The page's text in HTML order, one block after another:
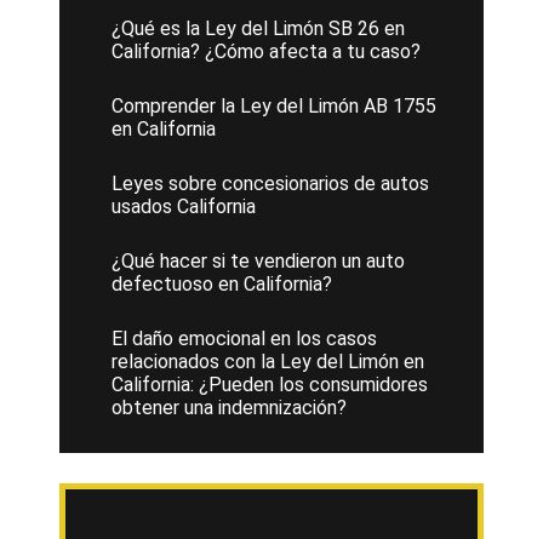
¿Qué es la Ley del Limón SB 26 en
California? ¿Cómo afecta a tu caso?
Comprender la Ley del Limón AB 1755
en California
Leyes sobre concesionarios de autos
usados California
¿Qué hacer si te vendieron un auto
defectuoso en California?
El daño emocional en los casos
relacionados con la Ley del Limón en
California: ¿Pueden los consumidores
obtener una indemnización?